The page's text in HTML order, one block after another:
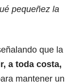
pequeñez la
que la
a toda costa,
mantener un